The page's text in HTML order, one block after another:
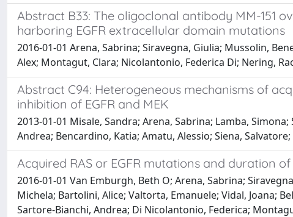
Abstract B33: The oligoclonal antibody MM-151
harboring EGFR extracellular domain mutations
2016-01-01 Arena, Sabrina; Siravegna, Giulia; Mussolin,
Alex; Montagut, Clara; Nicolantonio, Federica Di; Nering,
Abstract C94: Heterogeneous mechanisms of
inhibition of EGFR and MEK
2013-01-01 Misale, Sandra; Arena, Sabrina; Lamba,
Andrea; Bencardino, Katia; Amatu, Alessio; Siena,
Acquired RAS or EGFR mutations and duration
2016-01-01 Van Emburgh, Beth O; Arena, Sabrina;
Michela; Bartolini, Alice; Valtorta, Emanuele; Vidal, Joana;
Sartore-Bianchi, Andrea; Di Nicolantonio, Federica;